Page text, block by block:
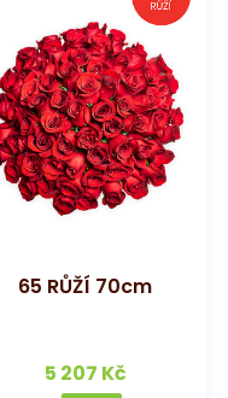
65 RŮŽÍ 70cm
5 207 Kč